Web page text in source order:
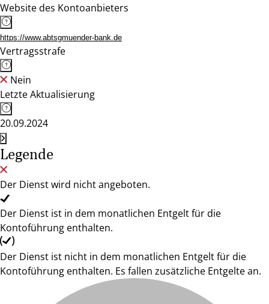
Website des Kontoanbieters
https://www.abtsgmuender-bank.de
Vertragsstrafe
Nein
Letzte Aktualisierung
20.09.2024
Legende
Der Dienst wird nicht angeboten.
Der Dienst ist in dem monatlichen Entgelt für die
Kontoführung enthalten.
Der Dienst ist nicht in dem monatlichen Entgelt für die
Kontoführung enthalten. Es fallen zusätzliche Entgelte an.